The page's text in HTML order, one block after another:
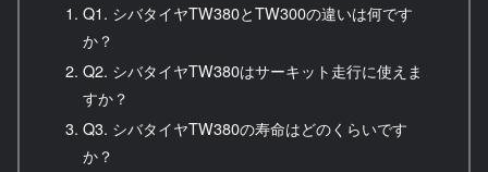
Q1. シバタイヤTW380とTW300の違いは何です
か？
Q2. シバタイヤTW380はサーキット走行に使えま
すか？
Q3. シバタイヤTW380の寿命はどのくらいです
か？